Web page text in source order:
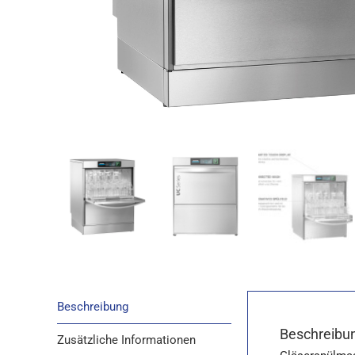
Beschreibung
Zusätzliche Informationen